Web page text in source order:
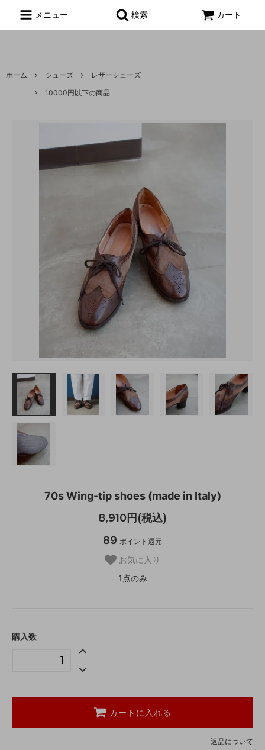
着,made in usa,アメーバ,
メニュー 検索 カート
ホーム シューズ
レザーシューズ
10000円以下の商品
70s Wing-tip shoes (made in Italy)
8,910円(税込)
89 ポイント還元
お気に入り
1点のみ
購入数
カートに入れる
返品について